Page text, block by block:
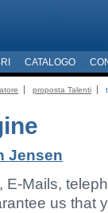
CATALOGO
proposta Talenti
Jensen
E-Mails,
us that